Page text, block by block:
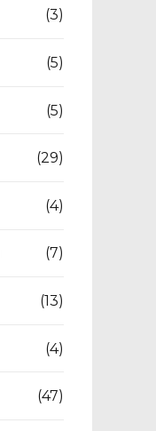
(3)
(5)
(5)
(29)
(4)
(7)
(13)
(4)
(47)